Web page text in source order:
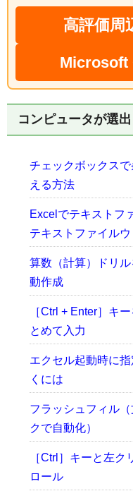
高評価周
Microsoft
コンピュータが選
チェックボックス
える方法
Excelでテキストフ
テキストファイルウ
算数（計算）ドリ
動作成
［Ctrl + Enter］キ
とめて入力
エクセル起動時に
くには
フラッシュフィル
クで自動化）
［Ctrl］キーと左
ロール